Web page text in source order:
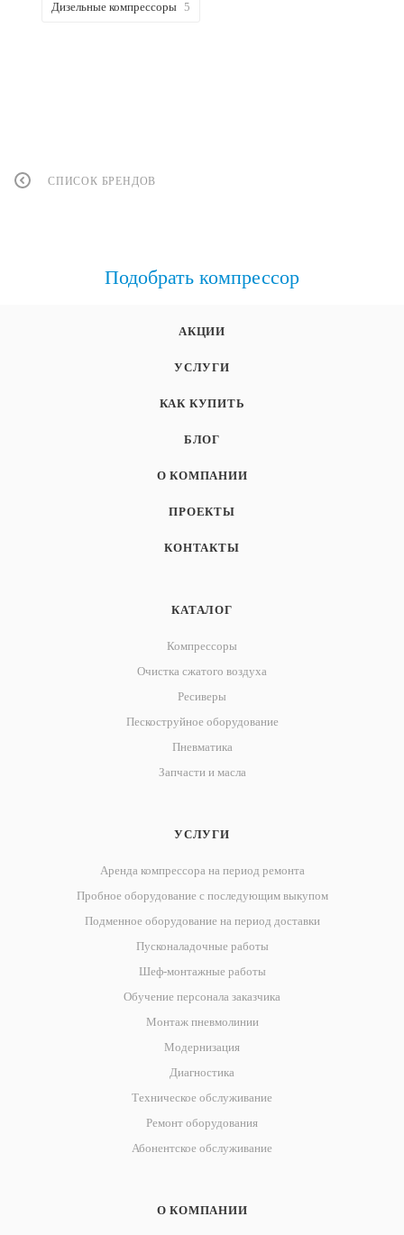
Дизельные компрессоры 5
СПИСОК БРЕНДОВ
Подобрать компрессор
АКЦИИ
УСЛУГИ
КАК КУПИТЬ
БЛОГ
О КОМПАНИИ
ПРОЕКТЫ
КОНТАКТЫ
КАТАЛОГ
Компрессоры
Очистка сжатого воздуха
Ресиверы
Пескоструйное оборудование
Пневматика
Запчасти и масла
УСЛУГИ
Аренда компрессора на период ремонта
Пробное оборудование с последующим выкупом
Подменное оборудование на период доставки
Пусконаладочные работы
Шеф-монтажные работы
Обучение персонала заказчика
Монтаж пневмолинии
Модернизация
Диагностика
Техническое обслуживание
Ремонт оборудования
Абонентское обслуживание
О КОМПАНИИ